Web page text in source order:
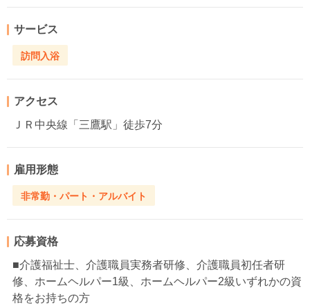
サービス
訪問入浴
アクセス
ＪＲ中央線「三鷹駅」徒歩7分
雇用形態
非常勤・パート・アルバイト
応募資格
■介護福祉士、介護職員実務者研修、介護職員初任者研
修、ホームヘルパー1級、ホームヘルパー2級いずれかの資
格をお持ちの方